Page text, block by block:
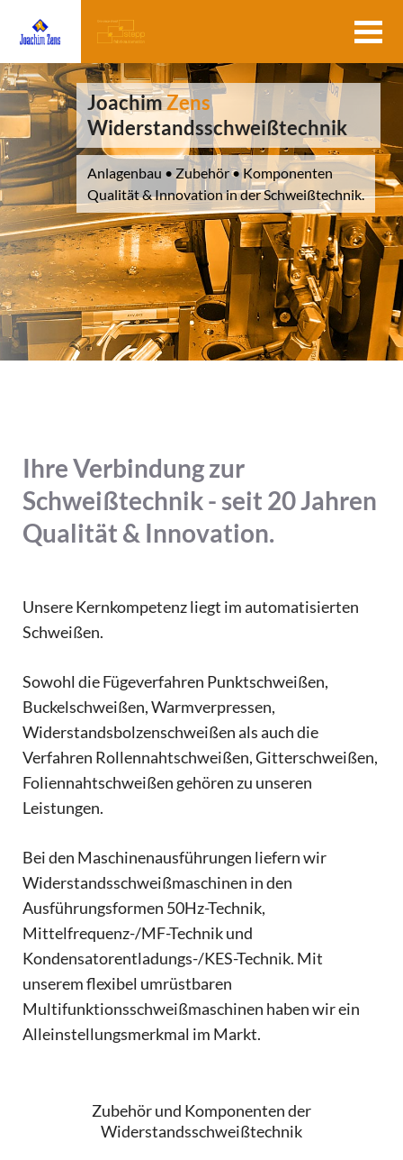
JoachimZens
Widerstandsschweißtechnik
Anlagenbau • Zubehör • Komponenten
Qualität & Innovation in der Schweißtechnik.
Ihre Verbindung zur
Schweißtechnik - seit 20 Jahren
Qualität & Innovation.
Unsere Kernkompetenz liegt im automatisierten
Schweißen.
Sowohl die Fügeverfahren Punktschweißen,
Buckelschweißen, Warmverpressen,
Widerstandsbolzenschweißen als auch die
Verfahren Rollennahtschweißen, Gitterschweißen,
Foliennahtschweißen gehören zu unseren
Leistungen.
Bei den Maschinenausführungen liefern wir
Widerstandsschweißmaschinen in den
Ausführungsformen 50Hz-Technik,
Mittelfrequenz-/MF-Technik und
Kondensatorentladungs-/KES-Technik. Mit
unserem flexibel umrüstbaren
Multifunktionsschweißmaschinen haben wir ein
Alleinstellungsmerkmal im Markt.
Zubehör und Komponenten der
Widerstandsschweißtechnik